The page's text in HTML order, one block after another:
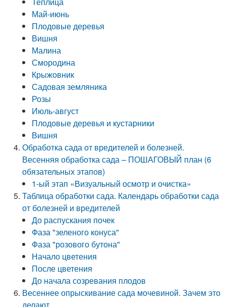
Май-июнь
Плодовые деревья
Вишня
Малина
Смородина
Крыжовник
Садовая земляника
Розы
Июль-август
Плодовые деревья и кустарники
Вишня
Обработка сада от вредителей и болезней.
Весенняя обработка сада – ПОШАГОВЫЙ план (6
обязательных этапов)
1-ый этап «Визуальный осмотр и очистка»
Таблица обработки сада. Календарь обработки сада
от болезней и вредителей
До распускания почек
Фаза "зеленого конуса"
Фаза "розового бутона"
Начало цветения
После цветения
До начала созревания плодов
Весеннее опрыскивание сада мочевиной. Зачем это